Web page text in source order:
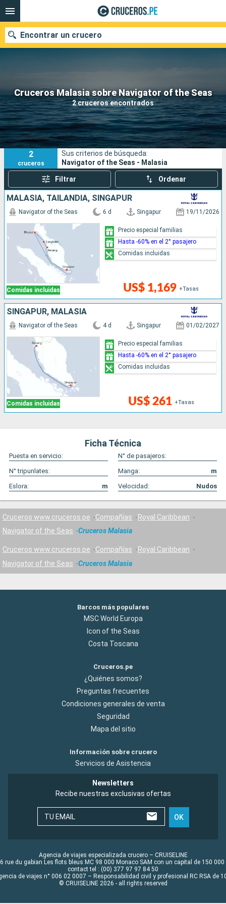
Cruceros Malasia sobre Navigator of the Seas
2 cruceros encontrados
Encontrar un crucero
Nuestros destinos
Fecha de salida
Puertos Compañías
Buscar
2
cruceros
Sus criterios de búsqueda:
Navigator of the Seas - Malasia
Filtrar Ordenar
MALASIA, TAILANDIA, SINGAPUR
Comidas incluidas
Navigator of the Seas 6 d Singapur 19/11/2026
US$ 1,169 +Tasas
Precio especial familias
Hasta -60% en el 2° pasajero
Comidas incluidas
SINGAPUR, MALASIA
Comidas incluidas
Navigator of the Seas 4 d Singapur 01/02/2027
US$ 261 +Tasas
Precio especial familias
Hasta -60% en el 2° pasajero
Comidas incluidas
Ficha Técnica
Puesta en servicio:
N° de pasajeros:
N° tripunlates:
Manga:
m
Eslora:
m Velocidad: Nudos
Cruceros www.cruceros.pe Compañías
Royal Caribbean
Navigator of the Seas
Cruceros Malasia
Cruceros www.cruceros.pe Compañías
Royal Caribbean
Navigator of the Seas
Cruceros Malasia
Barcos más populares
MSC World Europa
Icon of the Seas
Costa Toscana
Cruceros.pe
¿Quiénes somos?
Preguntas frecuentes
Condiciones generales de venta
Seguridad
Mapa del sitio
Información sobre crucero
Servicios de Asistencia
Newsletters
Recibe nuestras exclusivas ofertas
TU EMAIL OK
Agencia de viajes especializada crucero – CRUISELINE
rue du gabian Les flots bleus MC 98 000 Monaco SAM con un capital de 150 000
contact tel : (00) 377 97 97 84 50
de viajes n° 006 02 0007 – Responsabilidad civil y profesional RC RSA de
© CRUISELINE 2026 - all rights reserved